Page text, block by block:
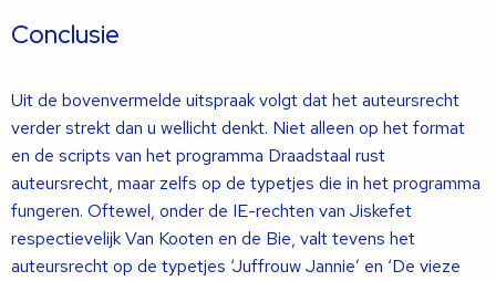
Conclusie
Uit de bovenvermelde uitspraak volgt dat het auteursrecht
verder strekt dan u wellicht denkt. Niet alleen op het format
en de scripts van het programma Draadstaal rust
auteursrecht, maar zelfs op de typetjes die in het programma
fungeren. Oftewel, onder de IE-rechten van Jiskefet
respectievelijk Van Kooten en de Bie, valt tevens het
auteursrecht op de typetjes ‘Juffrouw Jannie’ en ‘De vieze